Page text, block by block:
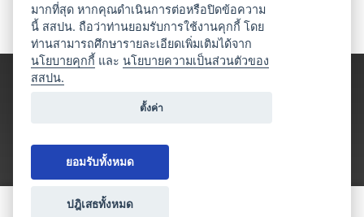
มากที่สุด หากคุณดำเนินการต่อหรือปิดข้อความ
นี้ สสปน. ถือว่าท่านยอมรับการใช้งานคุกกี้ โดย
ท่านสามารถศึกษารายละเอียดเพิ่มเติมได้จาก
นโยบายคุกกี้ และนโยบายความเป็นส่วนตัวของ
สสปน.
ตั้งค่า
ยอมรับทั้งหมด
ปฎิเสธทั้งหมด